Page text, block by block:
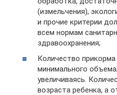
(измельчения),
и прочие критерии
всем нормам
здравоохранения;
Количество прикорма
минимального
увеличиваясь.
возраста ребенка, а